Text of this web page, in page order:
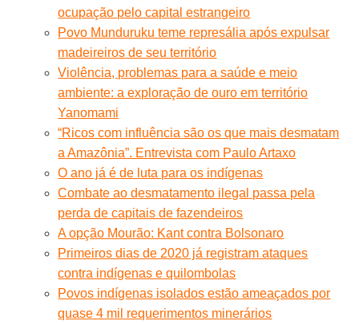
ocupação pelo capital estrangeiro
Povo Munduruku teme represália após expulsar
madeireiros de seu território
Violência, problemas para a saúde e meio
ambiente: a exploração de ouro em território
Yanomami
“Ricos com influência são os que mais desmatam
a Amazônia”. Entrevista com Paulo Artaxo
O ano já é de luta para os indígenas
Combate ao desmatamento ilegal passa pela
perda de capitais de fazendeiros
A opção Mourão: Kant contra Bolsonaro
Primeiros dias de 2020 já registram ataques
contra indígenas e quilombolas
Povos indígenas isolados estão ameaçados por
quase 4 mil requerimentos minerários